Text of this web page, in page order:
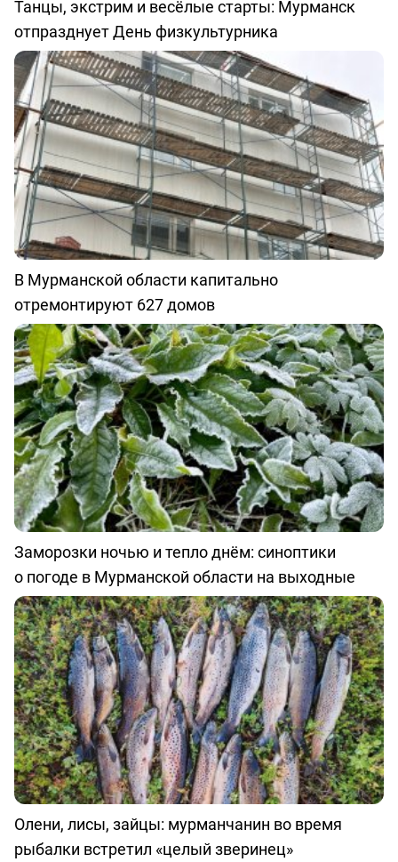
Танцы, экстрим и весёлые старты: Мурманск
отпразднует День физкультурника
В Мурманской области капитально
отремонтируют 627 домов
Заморозки ночью и тепло днём: синоптики
о погоде в Мурманской области на выходные
Олени, лисы, зайцы: мурманчанин во время
рыбалки встретил «целый зверинец»